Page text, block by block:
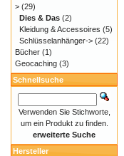
> (29)
Dies & Das (2)
Kleidung & Accessoires (5)
Schlüsselanhänger-> (22)
Bücher (1)
Geocaching (3)
Schnellsuche
Verwenden Sie Stichworte,
um ein Produkt zu finden.
erweiterte Suche
Hersteller